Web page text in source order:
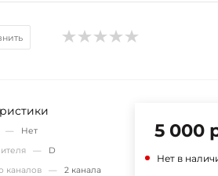
— Нет
— D
каналов —2 канала
5 000
Нет в